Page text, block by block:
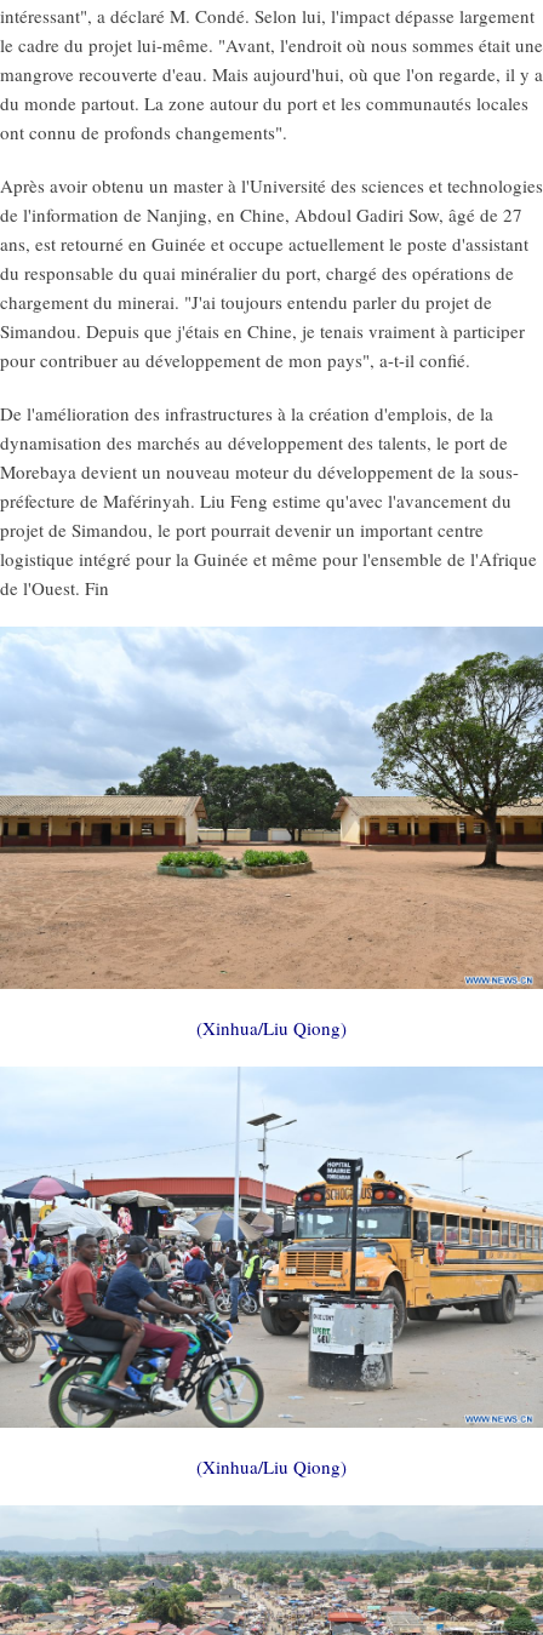
intéressant", a déclaré M. Condé. Selon lui, l'impact dépasse largement
le cadre du projet lui-même. "Avant, l'endroit où nous sommes était une
mangrove recouverte d'eau. Mais aujourd'hui, où que l'on regarde, il y a
du monde partout. La zone autour du port et les communautés locales
ont connu de profonds changements".
Après avoir obtenu un master à l'Université des sciences et technologies
de l'information de Nanjing, en Chine, Abdoul Gadiri Sow, âgé de 27
ans, est retourné en Guinée et occupe actuellement le poste d'assistant
du responsable du quai minéralier du port, chargé des opérations de
chargement du minerai. "J'ai toujours entendu parler du projet de
Simandou. Depuis que j'étais en Chine, je tenais vraiment à participer
pour contribuer au développement de mon pays", a-t-il confié.
De l'amélioration des infrastructures à la création d'emplois, de la
dynamisation des marchés au développement des talents, le port de
Morebaya devient un nouveau moteur du développement de la sous-
préfecture de Maférinyah. Liu Feng estime qu'avec l'avancement du
projet de Simandou, le port pourrait devenir un important centre
logistique intégré pour la Guinée et même pour l'ensemble de l'Afrique
de l'Ouest. Fin
(Xinhua/Liu Qiong)
(Xinhua/Liu Qiong)